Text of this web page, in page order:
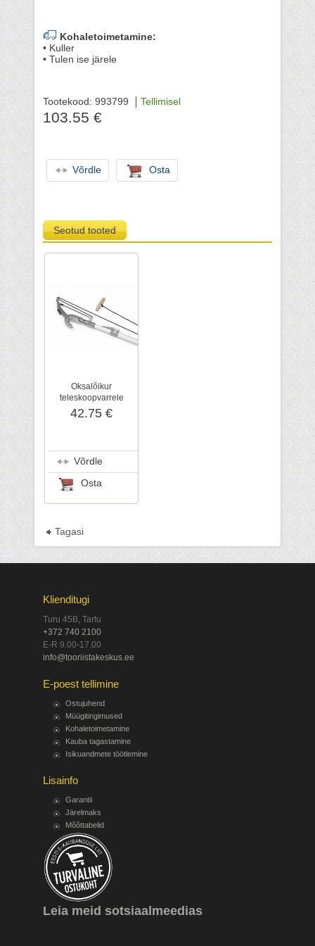
Kohaletoimetamine:
• Kuller
• Tulen ise järele
Tootekood: 993799 Tellimisel
103.55 €
Võrdle Osta
Seotud tooted
Oksalõikur
teleskoopvarrele
42.75 €
Võrdle
Osta
Tagasi
Klienditugi
Turu 45B, Tartu
+372 740 2100
E-R 9.00-17.00
info@tooriistakeskus.ee
E-poest tellimine
Ostujuhend
Müügitingimused
Kohaletoimetamine
Kauba tagastamine
Isikuandmete töötlemine
Lisainfo
Garantii
Järelmaks
Mõõttabelid
Leia meid sotsiaalmeedias